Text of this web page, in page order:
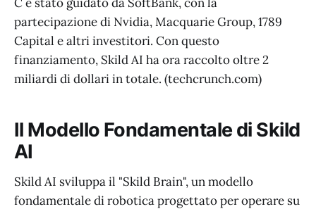
partecipazione di Nvidia, Macquarie Group, 1789
Capital e altri investitori. Con questo
finanziamento, Skild AI ha ora raccolto oltre 2
miliardi di dollari in totale. (techcrunch.com)
Il Modello Fondamentale di Skild
AI
Skild AI sviluppa il "Skild Brain", un modello
fondamentale di robotica progettato per operare su